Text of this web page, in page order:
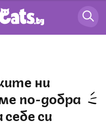
по-добра
си